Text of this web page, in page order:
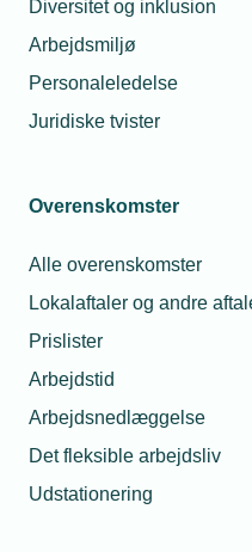
Diversitet og inklusion
Arbejdsmiljø
Personaleledelse
Juridiske tvister
Overenskomster
Alle overenskomster
Lokalaftaler og andre
Prislister
Arbejdstid
Arbejdsnedlæggelse
Det fleksible arbejdsliv
Udstationering
Hvad siger
jagtet forbrydere i
som vi altid har gjort, og
Læs mere her